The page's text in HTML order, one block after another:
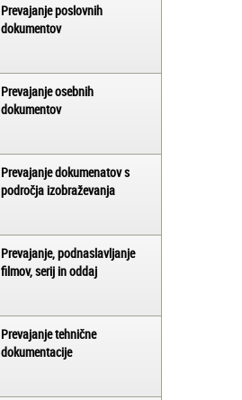
Prevajanje poslovnih
dokumentov
Prevajanje osebnih
dokumentov
Prevajanje dokumenatov s
področja izobraževanja
Prevajanje, podnaslavljanje
filmov, serij in oddaj
Prevajanje tehnične
dokumentacije